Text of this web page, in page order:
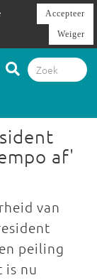
af'
van
peiling
is nu
Accepteer
Weiger